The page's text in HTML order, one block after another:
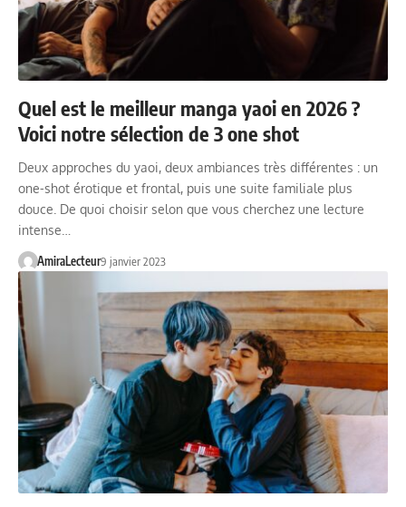
Quel est le meilleur manga yaoi en 2026 ?
Voici notre sélection de 3 one shot
Deux approches du yaoi, deux ambiances très différentes : un
one-shot érotique et frontal, puis une suite familiale plus
douce. De quoi choisir selon que vous cherchez une lecture
intense…
AmiraLecteur9 janvier 2023